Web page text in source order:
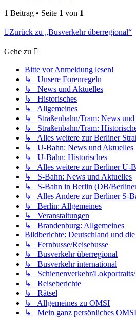
1 Beitrag • Seite 1 von 1
Zurück zu „Busverkehr überregional“
Gehe zu
Bitte vor Anmeldung lesen!
↳ Unsere Forenregeln
↳ News und Aktuelles
↳ Historisches
↳ Allgemeines
↳ Straßenbahn/Tram: News und
↳ Straßenbahn/Tram:
↳ Alles weitere zur Berliner
↳ U-Bahn: News und Aktuelles
↳ U-Bahn: Historisches
↳ Alles weitere zur Berliner U-
↳ S-Bahn: News und Aktuelles
↳ S-Bahn in Berlin (DB/
↳ Alles Andere zur Berliner S-
↳ Berlin: Allgemeines
↳ Veranstaltungen
↳ Brandenburg: Allgemeines
Bildberichte: Deutschland und
↳ Fernbusse/Reisebusse
↳ Busverkehr überregional
↳ Busverkehr international
↳ Schienenverkehr/
↳ Reiseberichte
↳ Rätsel
↳ Allgemeines zu OMSI
↳ Mein ganz persönliches OMSI